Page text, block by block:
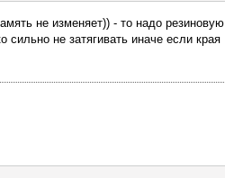
не изменяет)) - то надо резиновую
не затягивать иначе если края